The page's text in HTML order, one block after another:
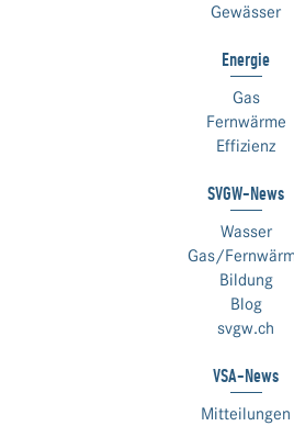
Gewässer
Energie
Gas
Fernwärme
Effizienz
SVGW-News
Wasser
Gas/
Bildung
Blog
svgw.ch
VSA-News
Mitteilungen